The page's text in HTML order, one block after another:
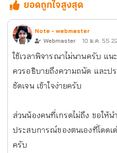
ยอดถูกใจสูงสุด
Note - webmaster
Webmaster
10 ม.ค. 55
ใช้เวลาพิจารณาไม่นานครับ แ
ควรอธิบายถึงความถนัด และ
ชัดเจน เข้าใจง่ายครับ
ส่วนน้องคนที่เกรดไม่ถึง ขอใ
ประสบการณ์ของตนเองที่โดด
ครับ